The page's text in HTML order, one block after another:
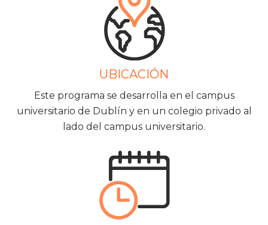
UBICACIÓN
Este programa se desarrolla en el campus
universitario de Dublín y en un colegio privado al
lado del campus universitario.